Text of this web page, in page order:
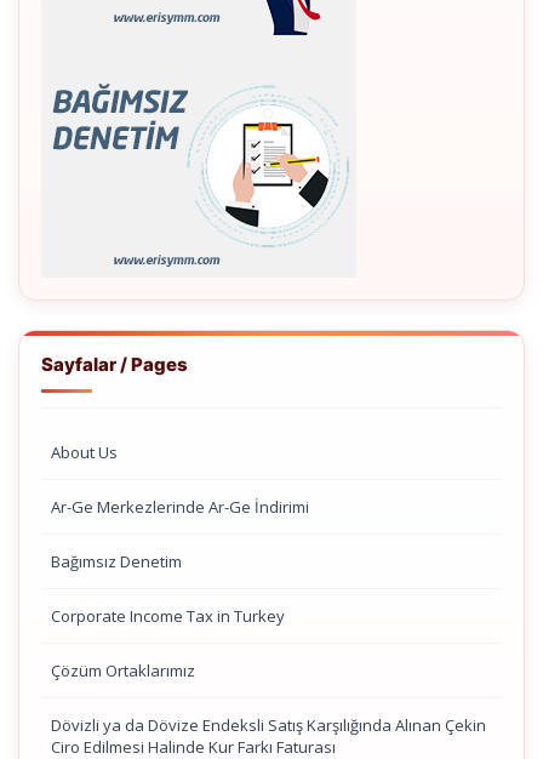
Sayfalar / Pages
About Us
Ar-Ge Merkezlerinde Ar-Ge İndirimi
Bağımsız Denetim
Corporate Income Tax in Turkey
Çözüm Ortaklarımız
Dövizli ya da Dövize Endeksli Satış Karşılığında Alınan Çekin
Ciro Edilmesi Halinde Kur Farkı Faturası